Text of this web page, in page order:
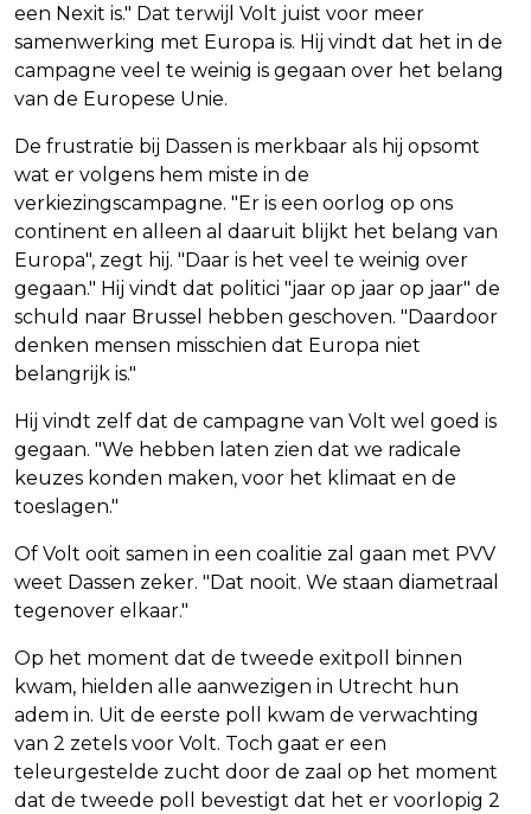
een Nexit is." Dat terwijl Volt juist voor meer
samenwerking met Europa is. Hij vindt dat het in de
campagne veel te weinig is gegaan over het belang
van de Europese Unie.
De frustratie bij Dassen is merkbaar als hij opsomt
wat er volgens hem miste in de
verkiezingscampagne. "Er is een oorlog op ons
continent en alleen al daaruit blijkt het belang van
Europa", zegt hij. "Daar is het veel te weinig over
gegaan." Hij vindt dat politici "jaar op jaar op jaar" de
schuld naar Brussel hebben geschoven. "Daardoor
denken mensen misschien dat Europa niet
belangrijk is."
Hij vindt zelf dat de campagne van Volt wel goed is
gegaan. "We hebben laten zien dat we radicale
keuzes konden maken, voor het klimaat en de
toeslagen."
Of Volt ooit samen in een coalitie zal gaan met PVV
weet Dassen zeker. "Dat nooit. We staan diametraal
tegenover elkaar."
Op het moment dat de tweede exitpoll binnen
kwam, hielden alle aanwezigen in Utrecht hun
adem in. Uit de eerste poll kwam de verwachting
van 2 zetels voor Volt. Toch gaat er een
teleurgestelde zucht door de zaal op het moment
dat de tweede poll bevestigt dat het er voorlopig 2